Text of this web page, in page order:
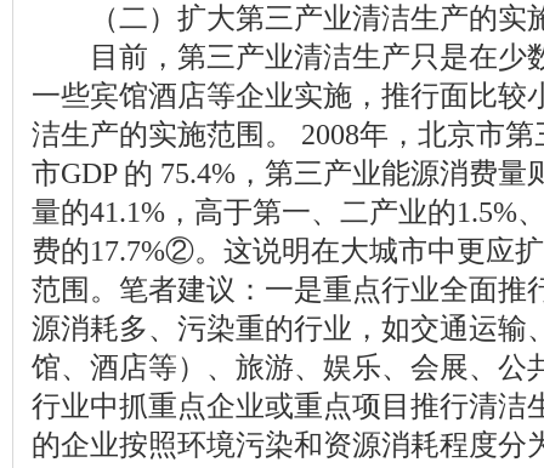
（二）扩大第三产业清洁生产的实
目前，第三产业清洁生产只是在少
一些宾馆酒店等企业实施，推行面比较
洁生产的实施范围。 2008年，北京市
市GDP 的 75.4%，第三产业能源消费
量的41.1%，高于第一、二产业的1.5%
费的17.7%②。这说明在大城市中更应
范围。笔者建议：一是重点行业全面推
源消耗多、污染重的行业，如交通运输
馆、酒店等）、旅游、娱乐、会展、公
行业中抓重点企业或重点项目推行清洁
的企业按照环境污染和资源消耗程度分